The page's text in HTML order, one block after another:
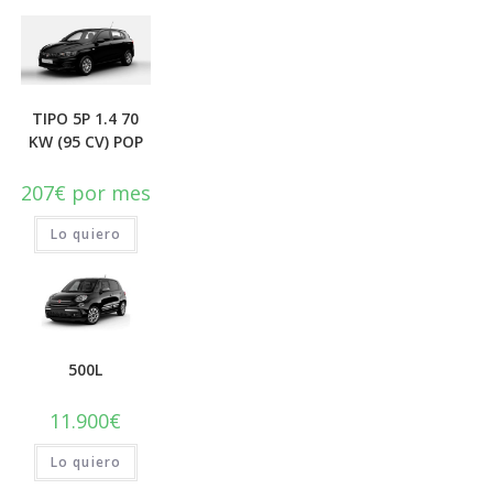
TIPO 5P 1.4 70
KW (95 CV) POP
207€ por mes
Lo quiero
500L
11.900€
Lo quiero